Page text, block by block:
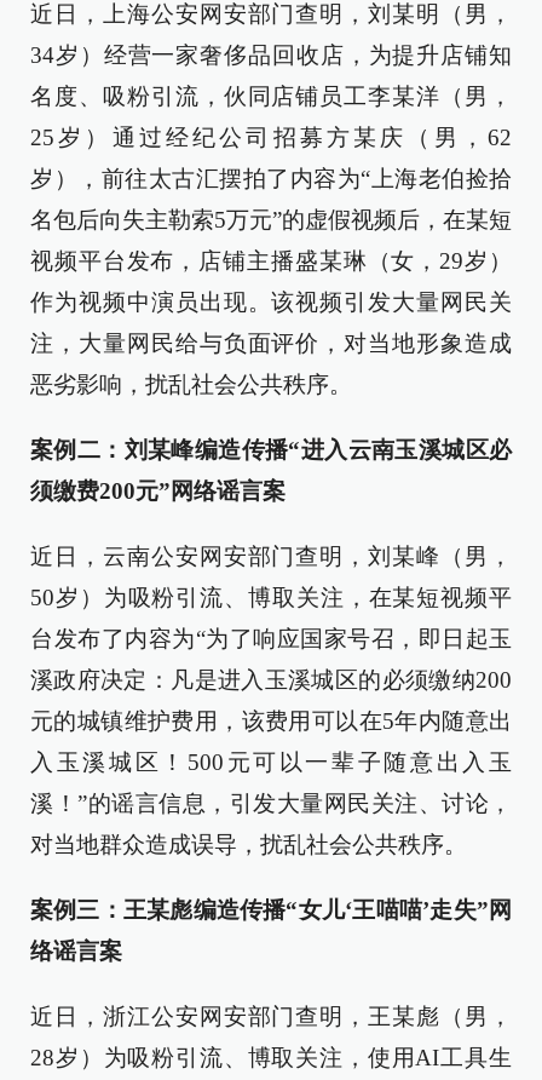
近日，上海公安网安部门查明，刘某明（男，
34岁）经营一家奢侈品回收店，为提升店铺知
名度、吸粉引流，伙同店铺员工李某洋（男，
25岁）通过经纪公司招募方某庆（男，62
岁），前往太古汇摆拍了内容为“上海老伯捡拾
名包后向失主勒索5万元”的虚假视频后，在某短
视频平台发布，店铺主播盛某琳（女，29岁）
作为视频中演员出现。该视频引发大量网民关
注，大量网民给与负面评价，对当地形象造成
恶劣影响，扰乱社会公共秩序。
案例二：刘某峰编造传播“进入云南玉溪城区必
须缴费200元”网络谣言案
近日，云南公安网安部门查明，刘某峰（男，
50岁）为吸粉引流、博取关注，在某短视频平
台发布了内容为“为了响应国家号召，即日起玉
溪政府决定：凡是进入玉溪城区的必须缴纳200
元的城镇维护费用，该费用可以在5年内随意出
入玉溪城区！500元可以一辈子随意出入玉
溪！”的谣言信息，引发大量网民关注、讨论，
对当地群众造成误导，扰乱社会公共秩序。
案例三：王某彪编造传播“女儿‘王喵喵’走失”网
络谣言案
近日，浙江公安网安部门查明，王某彪（男，
28岁）为吸粉引流、博取关注，使用AI工具生